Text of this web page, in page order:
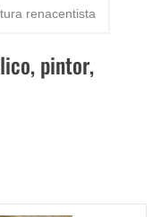
africanas?
renacentista
pintor,